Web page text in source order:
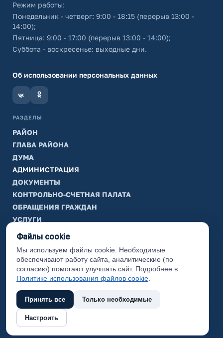
Режим работы:
Понедельник - четверг: 9:00 - 18:15 (перерыв 13:00 -
14:00);
Пятница: 9:00 - 17:00 (перерыв 13:00 - 14:00);
Суббота - воскресенье: выходные дни.
Об использовании персональных данных
РАЗДЕЛЫ
РАЙОН
ГЛАВА РАЙОНА
ДУМА
АДМИНИСТРАЦИЯ
ДОКУМЕНТЫ
КОНТРОЛЬНО-СЧЕТНАЯ ПАЛАТА
ОБРАЩЕНИЯ ГРАЖДАН
УСЛУГИ
ТИК
ИНФОРМАЦИЯ
Законодательная карта
Карта сайта
(с) 2017 Ханты-Мансийский район, официальный сайт
администрации
Файлы cookie
Мы используем файлы cookie. Необходимые
обеспечивают работу сайта, аналитические (по
согласию) помогают улучшать сайт. Подробнее в
Политике использования файлов cookie
Принять все Только необходимые
Настроить